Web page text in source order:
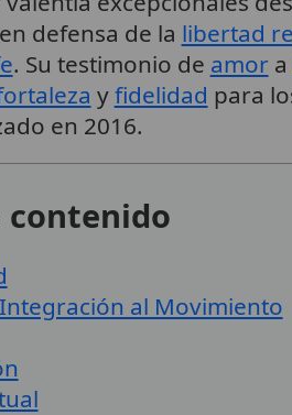
defensa de la libertad
. Su testimonio de amora
yfidelidad para
en 2016.
contenido
al Movimiento